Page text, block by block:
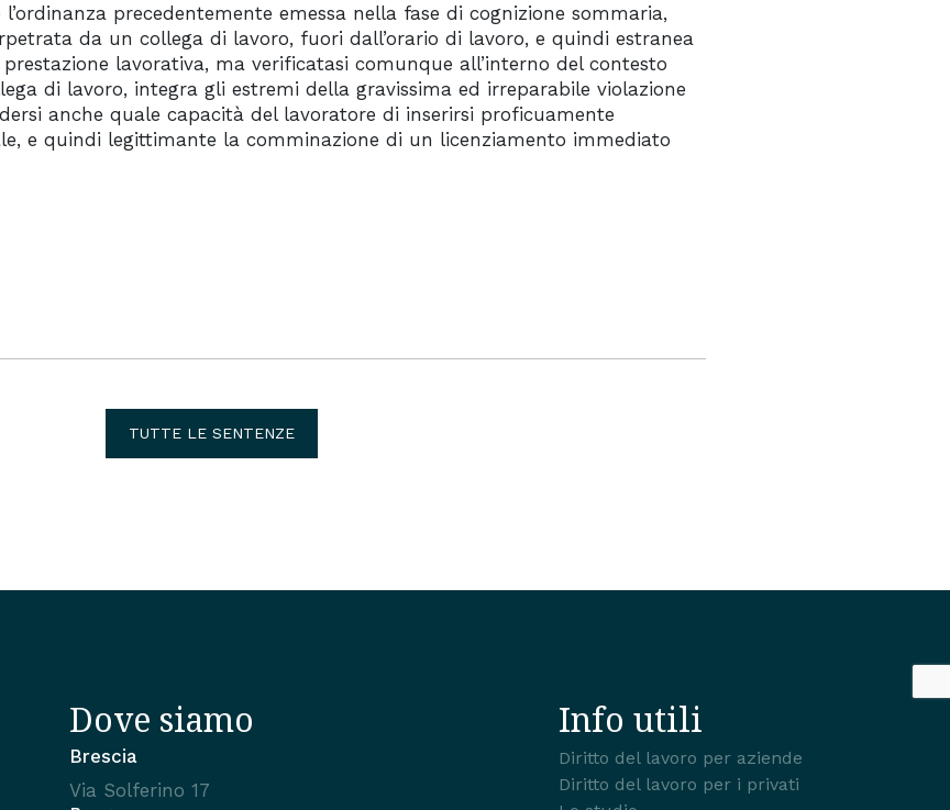
precedentemente emessa nella fase di cognizione sommaria,
da un collega di lavoro, fuori dall’orario di lavoro, e quindi estranea
lavorativa, ma verificatasi comunque all’interno del contesto
di lavoro, integra gli estremi della gravissima ed irreparabile violazione
anche quale capacità del lavoratore di inserirsi proficuamente
e quindi legittimante la comminazione di un licenziamento immediato
TUTTE LE SENTENZE
Dove siamo
Brescia
Via Solferino 17
Info utili
Diritto del lavoro per aziende
Diritto del lavoro per i privati